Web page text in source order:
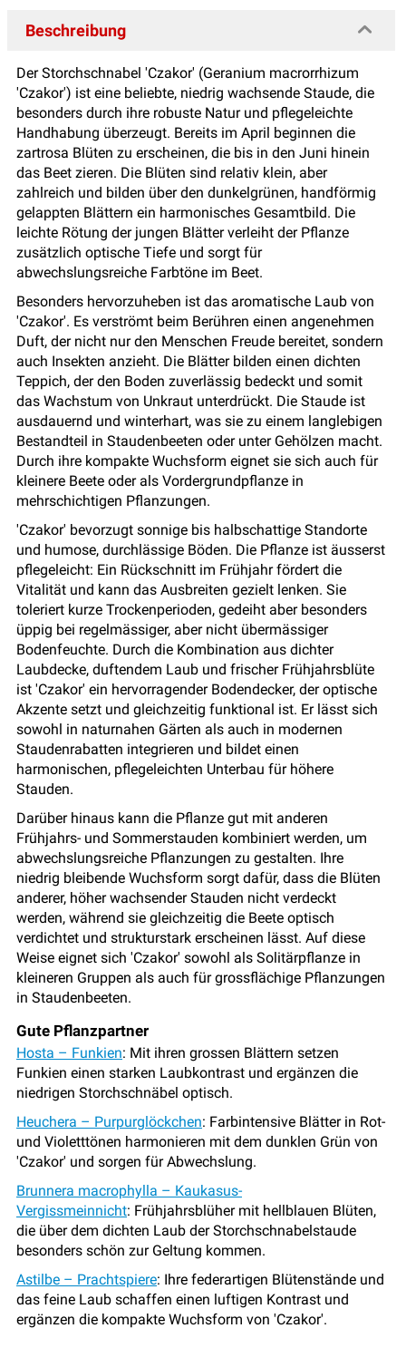
Beschreibung
Der Storchschnabel 'Czakor' (Geranium macrorrhizum
'Czakor') ist eine beliebte, niedrig wachsende Staude, die
besonders durch ihre robuste Natur und pflegeleichte
Handhabung überzeugt. Bereits im April beginnen die
zartrosa Blüten zu erscheinen, die bis in den Juni hinein
das Beet zieren. Die Blüten sind relativ klein, aber
zahlreich und bilden über den dunkelgrünen, handförmig
gelappten Blättern ein harmonisches Gesamtbild. Die
leichte Rötung der jungen Blätter verleiht der Pflanze
zusätzlich optische Tiefe und sorgt für
abwechslungsreiche Farbtöne im Beet.
Besonders hervorzuheben ist das aromatische Laub von
'Czakor'. Es verströmt beim Berühren einen angenehmen
Duft, der nicht nur den Menschen Freude bereitet, sondern
auch Insekten anzieht. Die Blätter bilden einen dichten
Teppich, der den Boden zuverlässig bedeckt und somit
das Wachstum von Unkraut unterdrückt. Die Staude ist
ausdauernd und winterhart, was sie zu einem langlebigen
Bestandteil in Staudenbeeten oder unter Gehölzen macht.
Durch ihre kompakte Wuchsform eignet sie sich auch für
kleinere Beete oder als Vordergrundpflanze in
mehrschichtigen Pflanzungen.
'Czakor' bevorzugt sonnige bis halbschattige Standorte
und humose, durchlässige Böden. Die Pflanze ist äusserst
pflegeleicht: Ein Rückschnitt im Frühjahr fördert die
Vitalität und kann das Ausbreiten gezielt lenken. Sie
toleriert kurze Trockenperioden, gedeiht aber besonders
üppig bei regelmässiger, aber nicht übermässiger
Bodenfeuchte. Durch die Kombination aus dichter
Laubdecke, duftendem Laub und frischer Frühjahrsblüte
ist 'Czakor' ein hervorragender Bodendecker, der optische
Akzente setzt und gleichzeitig funktional ist. Er lässt sich
sowohl in naturnahen Gärten als auch in modernen
Staudenrabatten integrieren und bildet einen
harmonischen, pflegeleichten Unterbau für höhere
Stauden.
Darüber hinaus kann die Pflanze gut mit anderen
Frühjahrs- und Sommerstauden kombiniert werden, um
abwechslungsreiche Pflanzungen zu gestalten. Ihre
niedrig bleibende Wuchsform sorgt dafür, dass die Blüten
anderer, höher wachsender Stauden nicht verdeckt
werden, während sie gleichzeitig die Beete optisch
verdichtet und strukturstark erscheinen lässt. Auf diese
Weise eignet sich 'Czakor' sowohl als Solitärpflanze in
kleineren Gruppen als auch für grossflächige Pflanzungen
in Staudenbeeten.
Gute Pflanzpartner
Hosta – Funkien: Mit ihren grossen Blättern setzen
Funkien einen starken Laubkontrast und ergänzen die
niedrigen Storchschnäbel optisch.
Heuchera – Purpurglöckchen: Farbintensive Blätter in Rot-
und Violetttönen harmonieren mit dem dunklen Grün von
'Czakor' und sorgen für Abwechslung.
Brunnera macrophylla – Kaukasus-
Vergissmeinnicht: Frühjahrsblüher mit hellblauen Blüten,
die über dem dichten Laub der Storchschnabelstaude
besonders schön zur Geltung kommen.
Astilbe – Prachtspiere: Ihre federartigen Blütenstände und
das feine Laub schaffen einen luftigen Kontrast und
ergänzen die kompakte Wuchsform von 'Czakor'.